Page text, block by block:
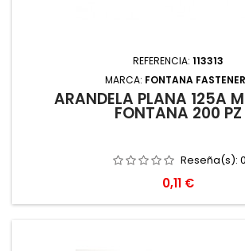
REFERENCIA: 113313
MARCA: FONTANA
ARANDELA PLANA 125A
FONTANA 200 PZ
Reseña(s): 0
Precio
0,11 €